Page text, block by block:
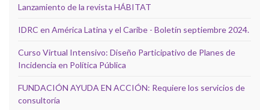
Lanzamiento de la revista HÁBITAT
IDRC en América Latina y el Caribe - Boletín septiembre 2024.
Curso Virtual Intensivo: Diseño Participativo de Planes de
Incidencia en Política Pública
FUNDACIÓN AYUDA EN ACCIÓN: Requiere los servicios de
consultoría